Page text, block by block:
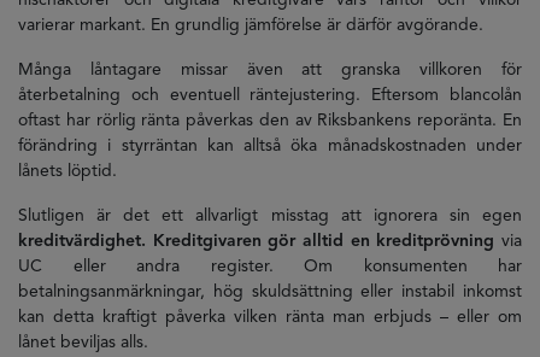
varierar markant. En grundlig jämförelse är därför avgörande.
Många låntagare missar även att granska villkoren för
återbetalning och eventuell räntejustering. Eftersom blancolån
oftast har rörlig ränta påverkas den av Riksbankens reporänta. En
förändring i styrräntan kan alltså öka månadskostnaden under
lånets löptid.
Slutligen är det ett allvarligt misstag att ignorera sin egen
kreditvärdighet. Kreditgivaren gör alltid en kreditprövning via
UC eller andra register. Om konsumenten har
betalningsanmärkningar, hög skuldsättning eller instabil inkomst
kan detta kraftigt påverka vilken ränta man erbjuds – eller om
lånet beviljas alls.